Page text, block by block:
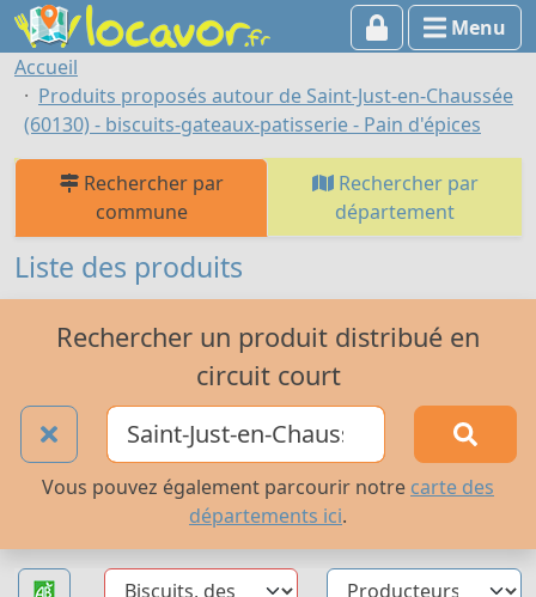
Menu
Accueil
Produits proposés autour de Saint-Just-en-Chaussée
(60130) - biscuits-gateaux-patisserie - Pain d'épices
Rechercher par
commune
Rechercher par
département
Liste des produits
Rechercher un produit distribué en
circuit court
Vous pouvez également parcourir notre carte des
départements ici.